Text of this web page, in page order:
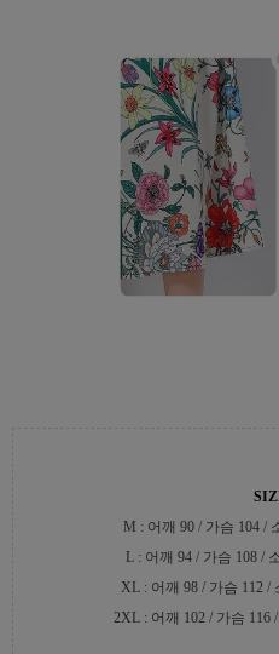
M : 어깨 90 / 가슴 104 /
L : 어깨 94 / 가슴 108 /
XL : 어깨 98 / 가슴 112 /
2XL : 어깨 102 / 가슴 116